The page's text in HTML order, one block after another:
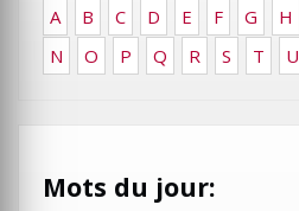
A B C D E F G H
N
O P Q R S T U
Mots du jour: